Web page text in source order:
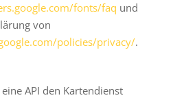
fonts/faq und
von
policies/privacy/.
API den Kartendienst